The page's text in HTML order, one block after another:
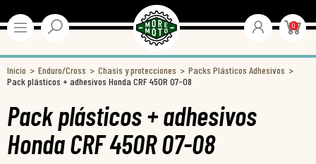
0
Inicio Enduro/Cross Chasis y protecciones
Packs Plásticos Adhesivos
Pack plásticos + adhesivos Honda CRF 450R 07-08
Pack plásticos + adhesivos
Honda CRF 450R 07-08